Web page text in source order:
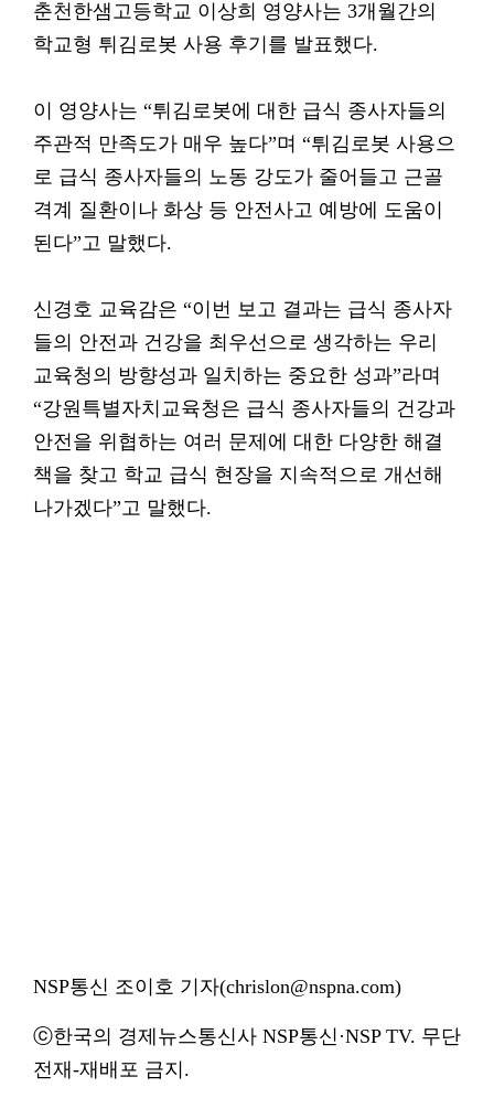
춘천한샘고등학교 이상희 영양사는 3개월간의
학교형 튀김로봇 사용 후기를 발표했다.
이 영양사는 “튀김로봇에 대한 급식 종사자들의
주관적 만족도가 매우 높다”며 “튀김로봇 사용으
로 급식 종사자들의 노동 강도가 줄어들고 근골
격계 질환이나 화상 등 안전사고 예방에 도움이
된다”고 말했다.
신경호 교육감은 “이번 보고 결과는 급식 종사자
들의 안전과 건강을 최우선으로 생각하는 우리
교육청의 방향성과 일치하는 중요한 성과”라며
“강원특별자치교육청은 급식 종사자들의 건강과
안전을 위협하는 여러 문제에 대한 다양한 해결
책을 찾고 학교 급식 현장을 지속적으로 개선해
나가겠다”고 말했다.
NSP통신 조이호 기자(chrislon@nspna.com)
ⓒ한국의 경제뉴스통신사 NSP통신·NSP TV. 무단
전재-재배포 금지.